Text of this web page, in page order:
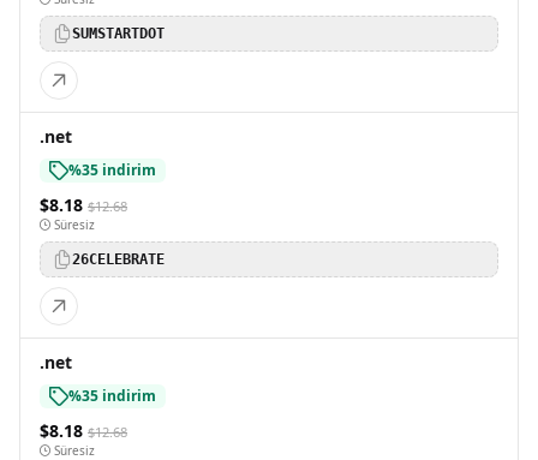
SUMSTARTDOT
.net
%35 indirim
$8.18 $12.68
Süresiz
26CELEBRATE
.net
%35 indirim
$8.18 $12.68
Süresiz